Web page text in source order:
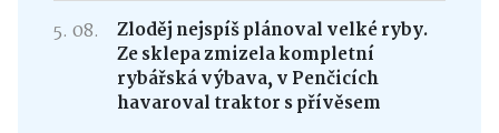
5. 08.
Zloděj nejspíš plánoval velké ryby.
Ze sklepa zmizela kompletní
rybářská výbava, v Penčicích
havaroval traktor s přívěsem